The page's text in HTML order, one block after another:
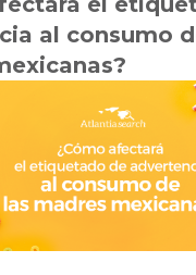
al consumo